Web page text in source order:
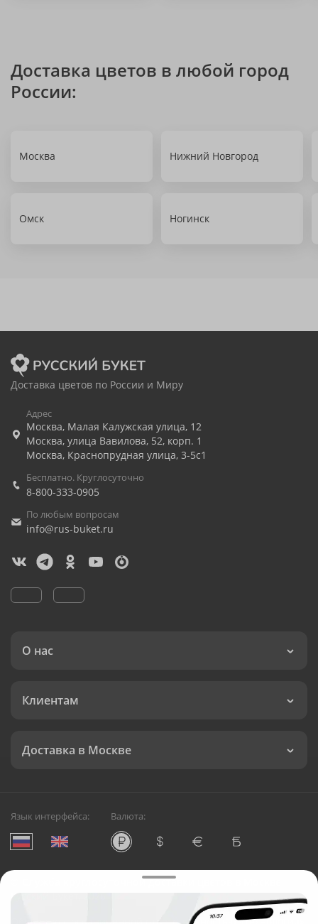
Доставка цветов в любой город
России:
Москва Нижний Новгород
Омск Ногинск
Доставка цветов по России и Миру
Адрес
Москва, Малая Калужская улица, 12
Москва, улица Вавилова, 52, корп. 1
Москва, Краснопрудная улица, 3-5с1
Бесплатно. Круглосуточно
8-800-333-0905
По любым вопросам
info@rus-buket.ru
О нас
Клиентам
Доставка в Москве
Язык интерфейса: Валюта:
Служба круглосуточной доставки цветов в Москве
Русский Букет, 2026